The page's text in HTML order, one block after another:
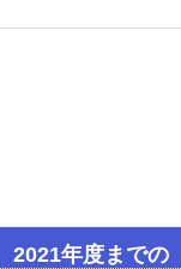
2021年度までの